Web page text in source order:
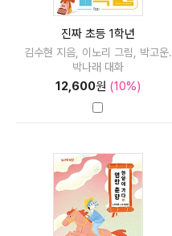
진짜 초등 1학년
김수현 지음, 이노리 그림, 박고운.
박나래 대화
12,600원 (10%)